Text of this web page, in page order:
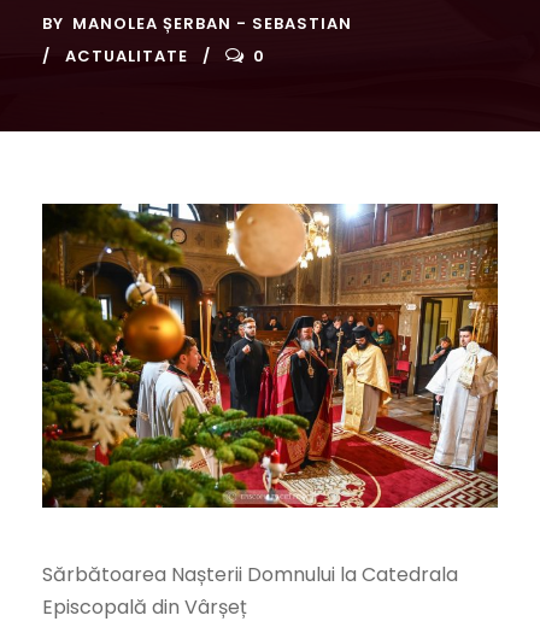
BY MANOLEA ȘERBAN - SEBASTIAN
ACTUALITATE
0
Sărbătoarea Nașterii Domnului la Catedrala
Episcopală din Vârșeț